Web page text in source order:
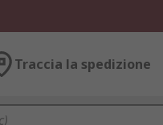
Traccia la spedizione